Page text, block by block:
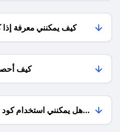
كيف يمكنني معرفة
كيف
هل يمكنني استخدام